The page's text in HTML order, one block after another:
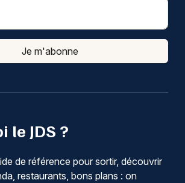
le JDS ?
de référence pour sortir, découvrir
restaurants, bons plans : on
Je m'abonne